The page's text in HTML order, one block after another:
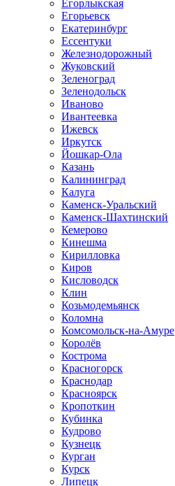
Егорлыкская
Егорьевск
Екатеринбург
Ессентуки
Железнодорожный
Жуковский
Зеленоград
Зеленодольск
Иваново
Ивантеевка
Ижевск
Иркутск
Йошкар-Ола
Казань
Калининград
Калуга
Каменск-Уральский
Каменск-Шахтинский
Кемерово
Кинешма
Кирилловка
Киров
Кисловодск
Клин
Козьмодемьянск
Коломна
Комсомольск-на-Амуре
Королёв
Кострома
Красногорск
Краснодар
Красноярск
Кропоткин
Кубинка
Кудрово
Кузнецк
Курган
Курск
Липецк